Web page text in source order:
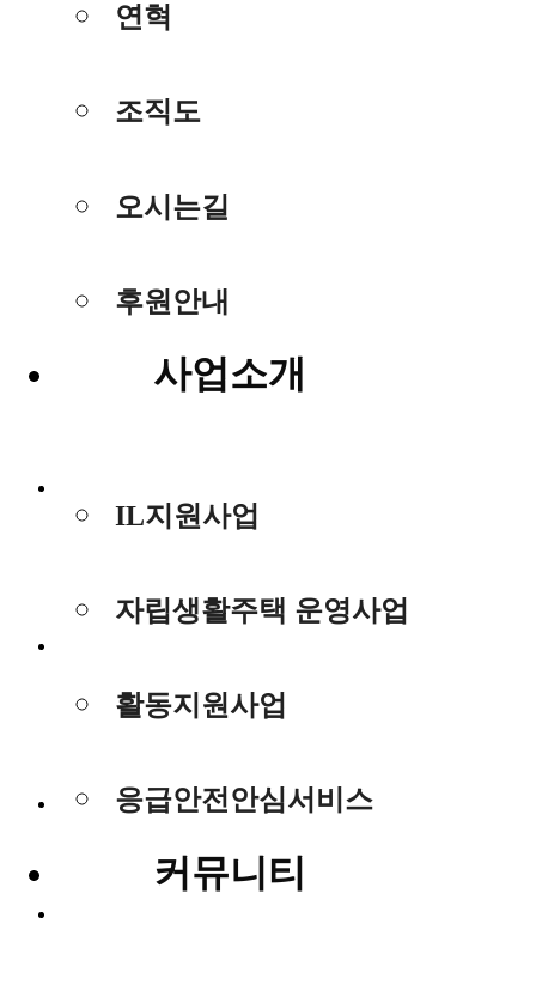
연혁
조직도
오시는길
후원안내
사업소개
IL지원사업
자립생활주택 운영사업
활동지원사업
응급안전안심서비스
커뮤니티
리방침
수집거부
이용약관